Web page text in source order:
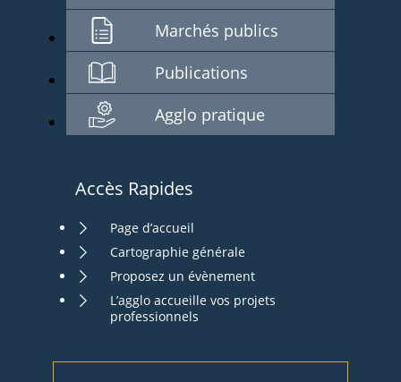
Marchés publics
Publications
Agglo pratique
Accès Rapides
Page d’accueil
Cartographie générale
Proposez un évènement
L’agglo accueille vos projets
professionnels